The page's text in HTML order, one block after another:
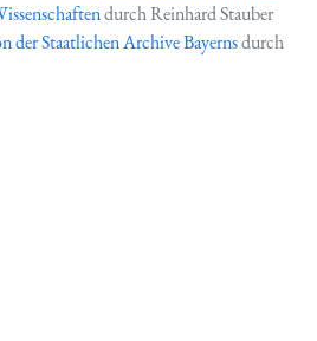
durch Reinhard Stauber
der Staatlichen Archive Bayernsdurch